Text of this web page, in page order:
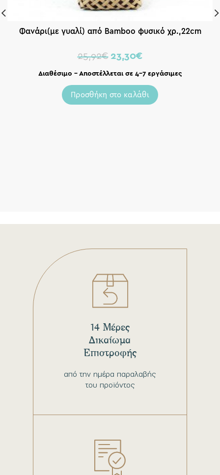
Φανάρι(με γυαλί) από Bamboo φυσικό χρ.,22cm
25,92€ 23,30€
Διαθέσιμο – Αποστέλλεται σε 4-7 εργάσιμες
Προσθήκη στο καλάθι
από την ημέρα παραλαβής
του προϊόντος
14 Μέρες
Δικαίωμα
Επιστροφής